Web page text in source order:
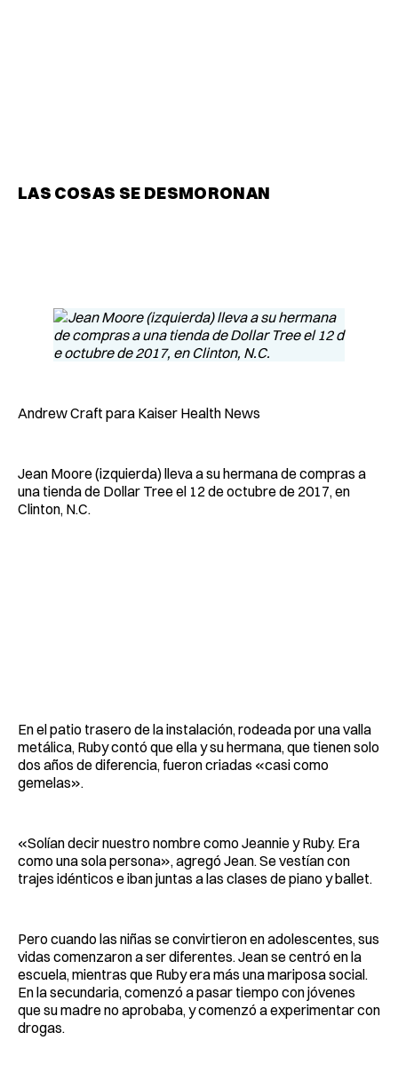
LAS COSAS SE DESMORONAN
Andrew Craft para Kaiser Health News
Jean Moore (izquierda) lleva a su hermana de compras a
una tienda de Dollar Tree el 12 de octubre de 2017, en
Clinton, N.C.
En el patio trasero de la instalación, rodeada por una valla
metálica, Ruby contó que ella y su hermana, que tienen solo
dos años de diferencia, fueron criadas «casi como
gemelas».
«Solían decir nuestro nombre como Jeannie y Ruby. Era
como una sola persona», agregó Jean. Se vestían con
trajes idénticos e iban juntas a las clases de piano y ballet.
Pero cuando las niñas se convirtieron en adolescentes, sus
vidas comenzaron a ser diferentes. Jean se centró en la
escuela, mientras que Ruby era más una mariposa social.
En la secundaria, comenzó a pasar tiempo con jóvenes
que su madre no aprobaba, y comenzó a experimentar con
drogas.